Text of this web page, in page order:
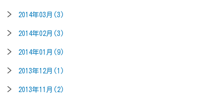
2014年03月(3)
2014年02月(3)
2014年01月(9)
2013年12月(1)
2013年11月(2)